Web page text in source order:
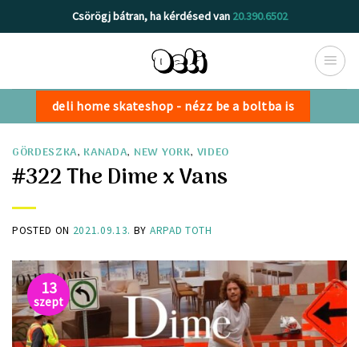
to
Csörögj bátran, ha kérdésed van 20.390.6502
deli home skateshop - nézz be a boltba is
GÖRDESZKA, KANADA, NEW YORK, VIDEO
#322 The Dime x Vans
POSTED ON 2021.09.13. BY ARPAD TOTH
13
szept